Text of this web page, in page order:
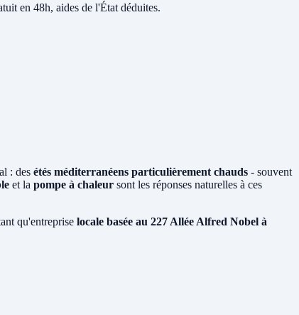
en 48h, aides de l'État déduites.
: des étés méditerranéens particulièrement chauds - souvent
et la pompe à chaleur sont les réponses naturelles à ces
qu'entreprise locale basée au 227 Allée Alfred Nobel à